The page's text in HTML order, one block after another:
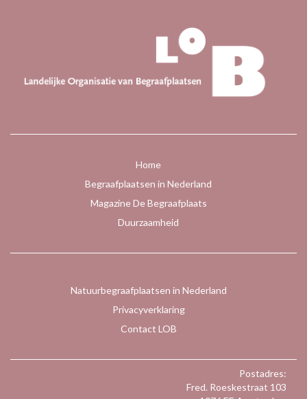
Home
Begraafplaatsen in Nederland
Magazine De Begraafplaats
Duurzaamheid
Natuurbegraafplaatsen in Nederland
Privacyverklaring
Contact LOB
Postadres:
Fred. Roeskestraat 103